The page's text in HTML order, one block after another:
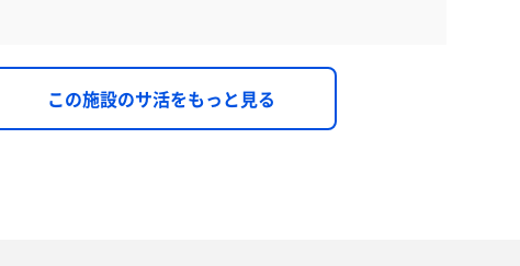
この施設のサ活をもっと見る